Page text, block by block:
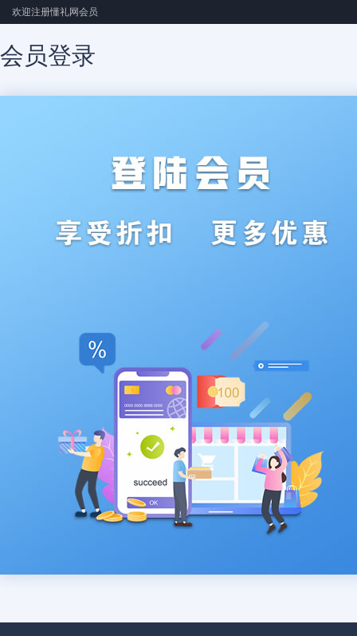
欢迎注册懂礼网会员
会员登录